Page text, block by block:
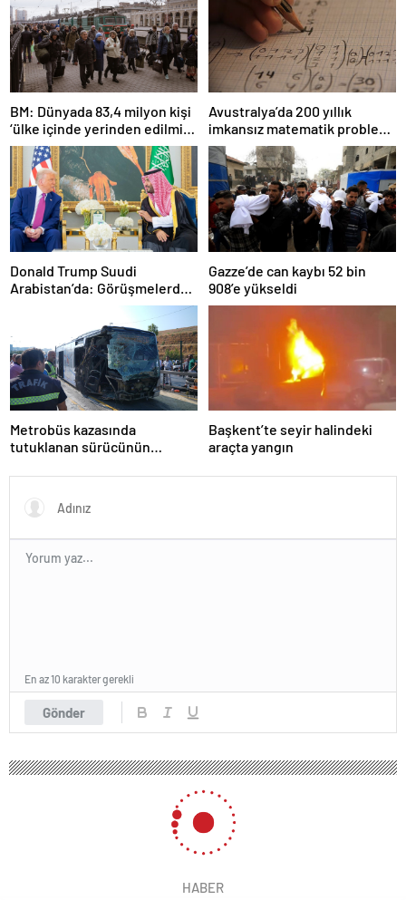
BM: Dünyada 83,4 milyon kişi
‘ülke içinde yerinden edilmiş’
olarak yaşıyor
Avustralya’da 200 yıllık
imkansız matematik problemi
çözüldü
Donald Trump Suudi
Arabistan’da: Görüşmelerde
Gazze’de can kaybı 52 bin
908’e yükseldi
Metrobüs kazasında
tutuklanan sürücünün
Başkent’te seyir halindeki
araçta yangın
Gönder
En az 10 karakter gerekli
HABER